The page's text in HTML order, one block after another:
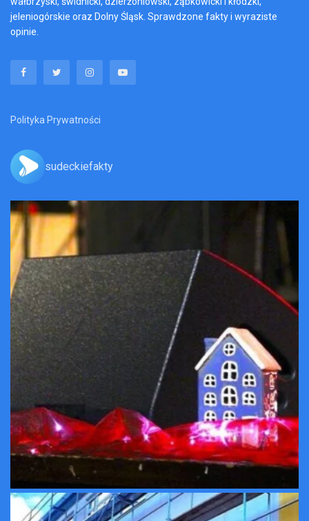
jeleniogórskie oraz Dolny Śląsk. Sprawdzone fakty i wyraziste
opinie.
Polityka Prywatności
sudeckiefakty